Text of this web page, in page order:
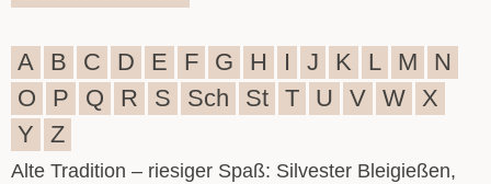
A B C D E F G H I J K L M
N
O
P Q R S Sch St T U V W X
Y
Z
Alte Tradition – riesiger Spaß: Silvester Bleigießen,